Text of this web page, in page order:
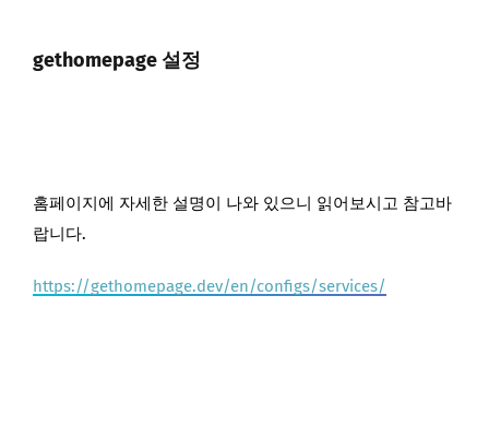
gethomepage 설정
홈페이지에 자세한 설명이 나와 있으니 읽어보시고 참고바
랍니다.
https://gethomepage.dev/en/configs/services/